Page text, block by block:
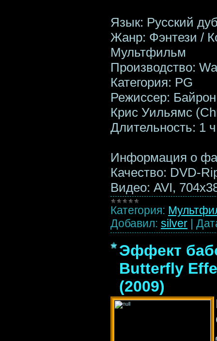
Язык: Русский
Жанр: Фэнтези /
Мультфильм
Производство:
Категория: PG
Режиссер:
Крис Уильямс
Длительность: 1
Информация о
Качество: DVD-
Видео: AVI,
Категория:
Добавил: silver |
Эффект
Butterfly
(2009)